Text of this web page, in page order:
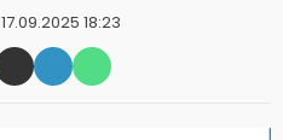
17.09.2025 18:23